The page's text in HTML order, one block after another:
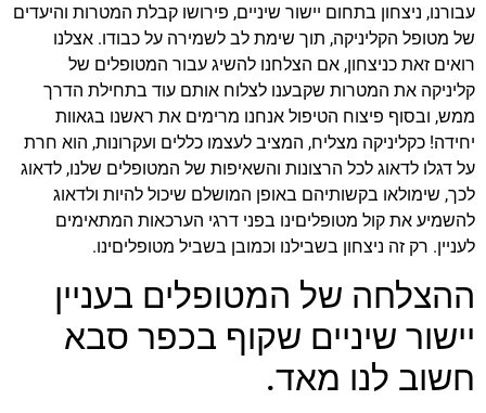
עבורנו, ניצחון בתחום יישור שיניים, פירושו קבלת המטרות והיעדים
של מטופל הקליניקה, תוך שימת לב לשמירה על כבודו. אצלנו
רואים זאת כניצחון, אם הצלחנו להשיג עבור המטופלים של
קליניקה את המטרות שקבענו לצלוח אותם עוד בתחילת הדרך
ממש, ובסוף פיצוח הטיפול אנחנו מרימים את ראשנו בגאוות
יחידה! כקליניקה מצליח, המציב לעצמו כללים ועקרונות, הוא חרת
על דגלו לדאוג לכל הרצונות והשאיפות של המטופלים שלנו, לדאוג
לכך, שימולאו בקשותיהם באופן המושלם שיכול להיות ולדאוג
להשמיע את קול מטופליםינו בפני דרגי הערכאות המתאימים
לעניין. רק זה ניצחון בשבילנו וכמובן בשביל מטופליםינו.
ההצלחה של המטופלים בעניין
יישור שיניים שקוף בכפר סבא
חשוב לנו מאד.